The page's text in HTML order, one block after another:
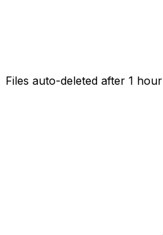
Files auto-deleted after 1 hour